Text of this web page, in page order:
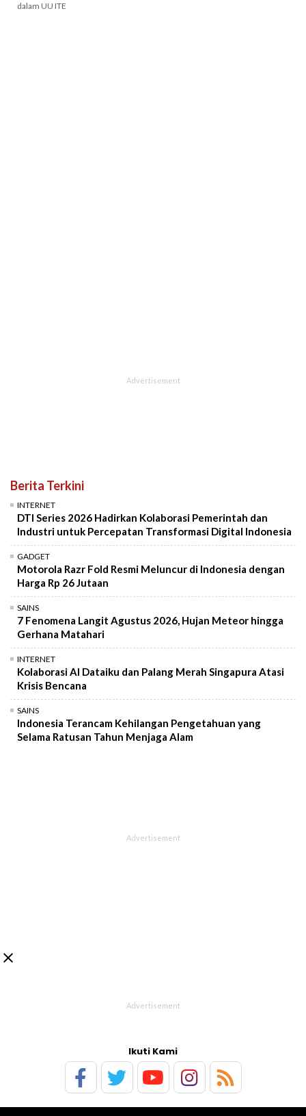
dalam UU ITE
Berita Terkini
INTERNET
DTI Series 2026 Hadirkan Kolaborasi Pemerintah dan
Industri untuk Percepatan Transformasi Digital Indonesia
GADGET
Motorola Razr Fold Resmi Meluncur di Indonesia dengan
Harga Rp 26 Jutaan
SAINS
7 Fenomena Langit Agustus 2026, Hujan Meteor hingga
Gerhana Matahari
INTERNET
Kolaborasi AI Dataiku dan Palang Merah Singapura Atasi
Krisis Bencana
SAINS
Indonesia Terancam Kehilangan Pengetahuan yang
Selama Ratusan Tahun Menjaga Alam

Ikuti Kami